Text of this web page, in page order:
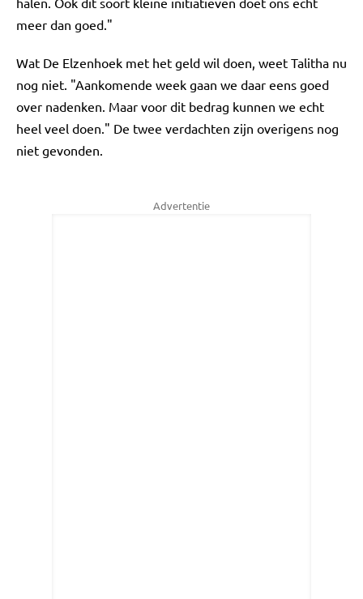
meer dan goed."
Wat De Elzenhoek met het geld wil doen, weet Talitha nu
nog niet. "Aankomende week gaan we daar eens goed
over nadenken. Maar voor dit bedrag kunnen we echt
heel veel doen." De twee verdachten zijn overigens nog
niet gevonden.
Advertentie